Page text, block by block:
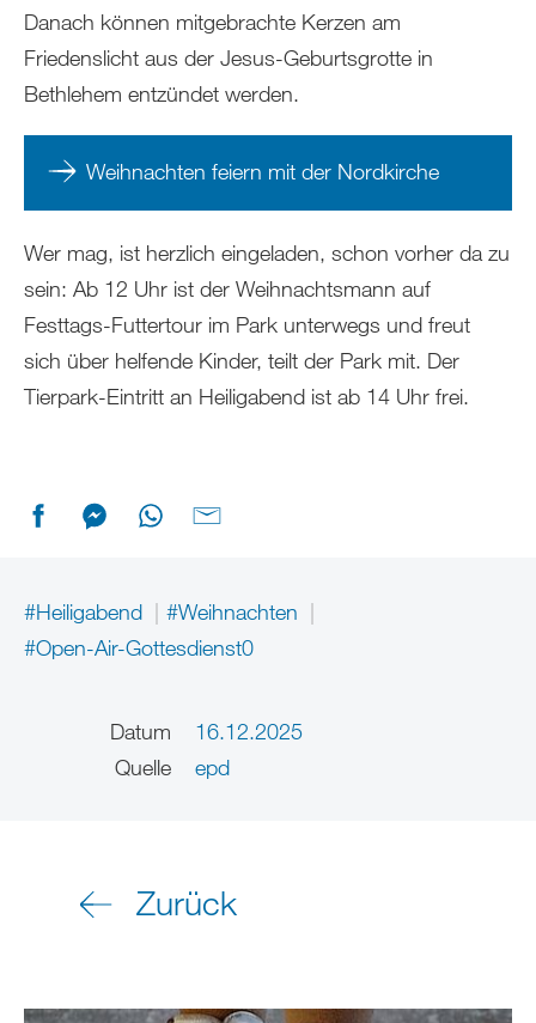
Danach können mitgebrachte Kerzen am
Friedenslicht aus der Jesus-Geburtsgrotte in
Bethlehem entzündet werden.
Weihnachten feiern mit der Nordkirche
Wer mag, ist herzlich eingeladen, schon vorher da zu
sein: Ab 12 Uhr ist der Weihnachtsmann auf
Festtags-Futtertour im Park unterwegs und freut
sich über helfende Kinder, teilt der Park mit. Der
Tierpark-Eintritt an Heiligabend ist ab 14 Uhr frei.
#Heiligabend
#Weihnachten
#Open-Air-Gottesdienst0
Datum
16.12.2025
Quelle
epd
Zurück